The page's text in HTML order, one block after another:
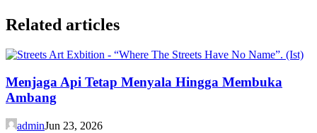
Related articles
Menjaga Api Tetap Menyala Hingga Membuka
Ambang
adminJun 23, 2026